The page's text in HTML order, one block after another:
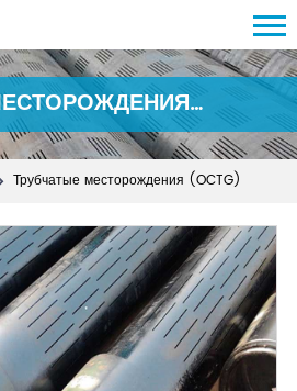
Трубчатые месторождения (OCTG)